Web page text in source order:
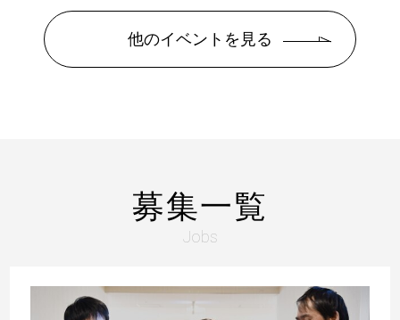
他のイベントを見る
募集一覧
Jobs